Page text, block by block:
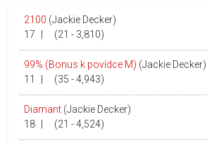
2100 (Jackie Decker)
17
(21 - 3,810)
99% (Bonus k povídce M) (Jackie Decker)
11
(35 - 4,943)
Diamant(Jackie Decker)
18
(21 - 4,524)